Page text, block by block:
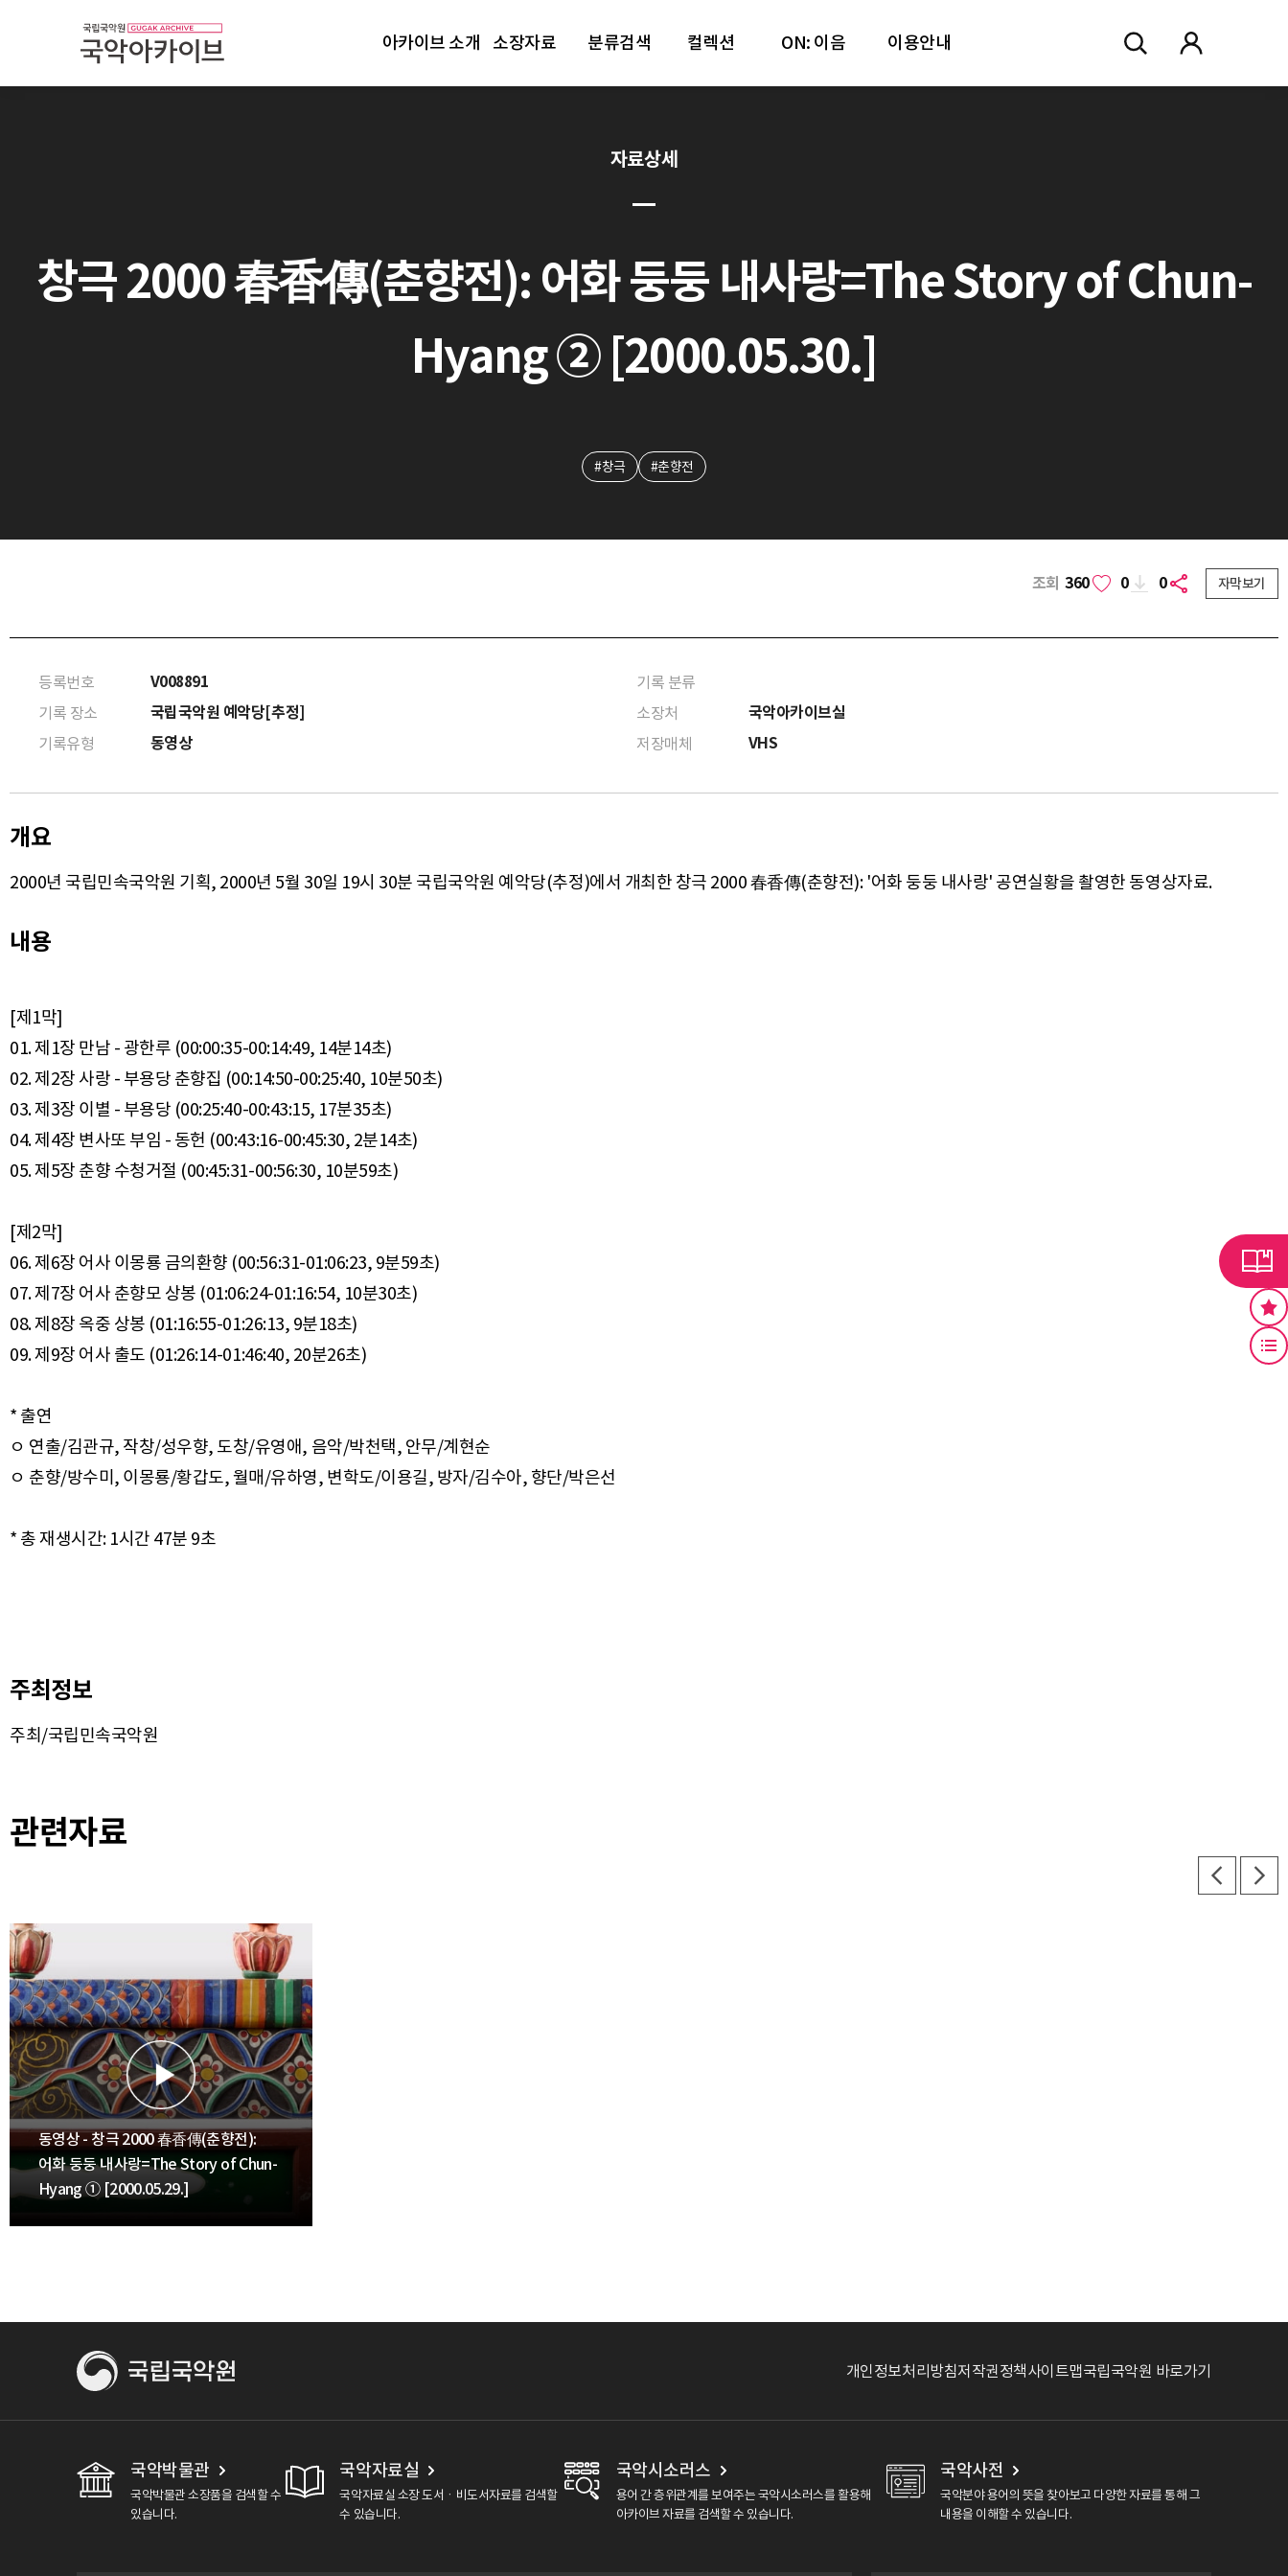
아카이브 소개 소장자료 분류검색 컬렉션 ON: 이음 이용안내
자료상세
창극 2000 春香傳(춘향전): 어화 둥둥 내사랑=The Story of Chun-
Hyang ② [2000.05.30.]
#창극 #춘향전
조회 360 0 0 자막보기
등록번호 V008891
기록 분류
기록 장소
국립국악원 예악당[추정] 소장처 국악아카이브실
기록유형 동영상 저장매체 VHS
개요
2000년 국립민속국악원 기획, 2000년 5월 30일 19시 30분 국립국악원 예악당(추정)에서 개최한 창극 2000 春香傳(춘향전): '어화 둥둥 내사랑' 공연실황을 촬영한 동영상자료.
내용
[제1막]
01. 제1장 만남 - 광한루 (00:00:35-00:14:49, 14분14초)
02. 제2장 사랑 - 부용당 춘향집 (00:14:50-00:25:40, 10분50초)
03. 제3장 이별 - 부용당 (00:25:40-00:43:15, 17분35초)
04. 제4장 변사또 부임 - 동헌 (00:43:16-00:45:30, 2분14초)
05. 제5장 춘향 수청거절 (00:45:31-00:56:30, 10분59초)
[제2막]
06. 제6장 어사 이몽룡 금의환향 (00:56:31-01:06:23, 9분59초)
07. 제7장 어사 춘향모 상봉 (01:06:24-01:16:54, 10분30초)
08. 제8장 옥중 상봉 (01:16:55-01:26:13, 9분18초)
09. 제9장 어사 출도 (01:26:14-01:46:40, 20분26초)
* 출연
ㅇ 연출/김관규, 작창/성우향, 도창/유영애, 음악/박천택, 안무/계현순
ㅇ 춘향/방수미, 이몽룡/황갑도, 월매/유하영, 변학도/이용길, 방자/김수아, 향단/박은선
주최정보
주최/국립민속국악원
관련자료
동영상 - 창극 2000 春香傳(춘향전):
어화 둥둥 내사랑=The Story of Chun-
Hyang ① [2000.05.29.]
개인정보처리방침저작권정책사이트맵국립국악원 바로가기
국악박물관
국악박물관 소장품을 검색할 수
있습니다.
국악자료실
국악자료실 소장 도서ㆍ비도서자료를 검색할
수 있습니다.
국악시소러스
용어 간 층위관계를 보여주는 국악시소러스를 활용해
아카이브 자료를 검색할 수 있습니다.
국악사전
국악분야 용어의 뜻을 찾아보고 다양한 자료를 통해 그
내용을 이해할 수 있습니다.